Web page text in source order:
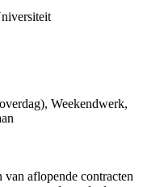
Weekendwerk,
aflopende contracten